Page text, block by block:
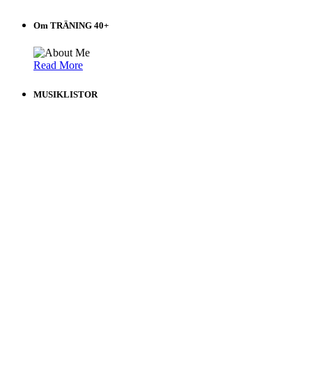
Om TRÄNING 40+
Read More
MUSIKLISTOR